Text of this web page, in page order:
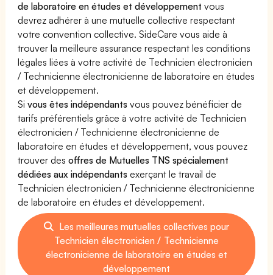
de laboratoire en études et développement vous
devrez adhérer à une mutuelle collective respectant
votre convention collective. SideCare vous aide à
trouver la meilleure assurance respectant les conditions
légales liées à votre activité de Technicien électronicien
/ Technicienne électronicienne de laboratoire en études
et développement.
Sivous êtes indépendants vous pouvez bénéficier de
tarifs préférentiels grâce à votre activité de Technicien
électronicien / Technicienne électronicienne de
laboratoire en études et développement, vous pouvez
trouver desoffres de Mutuelles TNS spécialement
dédiées aux indépendants exerçant le travail de
Technicien électronicien / Technicienne électronicienne
de laboratoire en études et développement.
Les meilleures mutuelles collectives pour
Technicien électronicien / Technicienne
électronicienne de laboratoire en études et
développement